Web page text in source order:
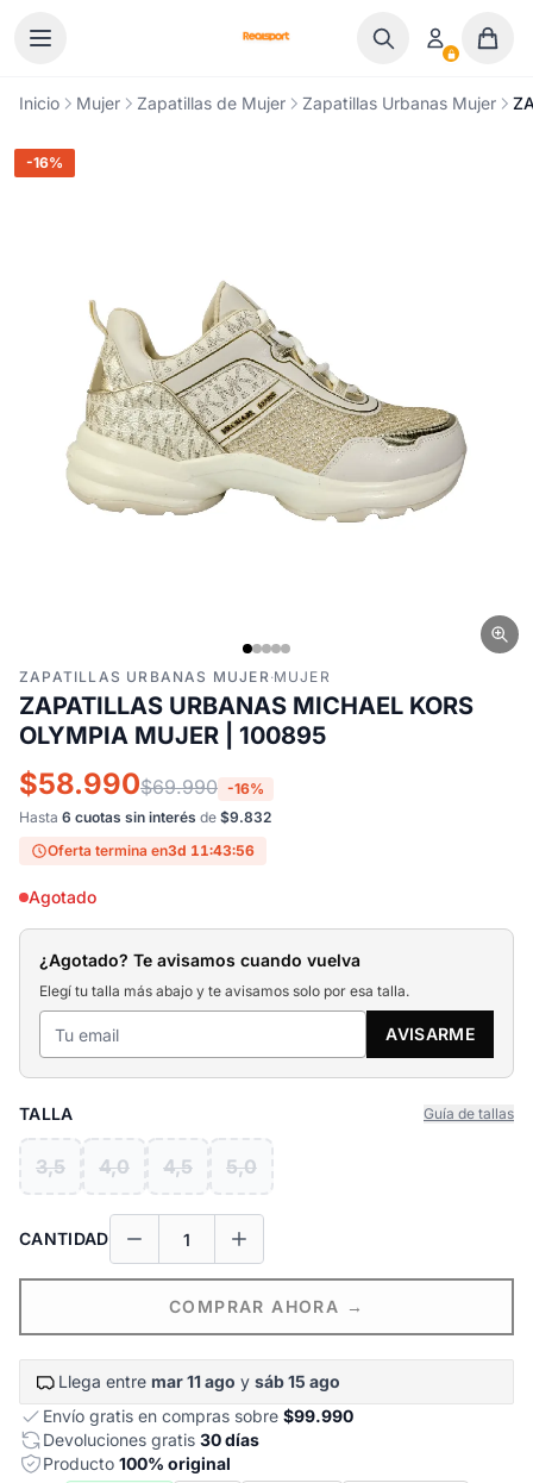
Inicio Mujer Zapatillas de Mujer Zapatillas Urbanas Mujer
-16%
ZAPATILLAS URBANAS MUJER·MUJER
ZAPATILLAS URBANAS MICHAEL KORS
OLYMPIA MUJER | 100895
$58.990$69.990 -16%
Hasta 6 cuotas sin interés de $9.832
Oferta termina en3d 11:43:55
Agotado
¿Agotado? Te avisamos cuando vuelva
Elegí tu talla más abajo y te avisamos solo por esa talla.
AVISARME
TALLA Guía de tallas
3,5 4,0 4,5 5,0
CANTIDAD
COMPRAR AHORA →
Llega entre mar 11 ago y sáb 15 ago
Envío gratis en compras sobre $99.990
Devoluciones gratis 30 días
Producto 100% original